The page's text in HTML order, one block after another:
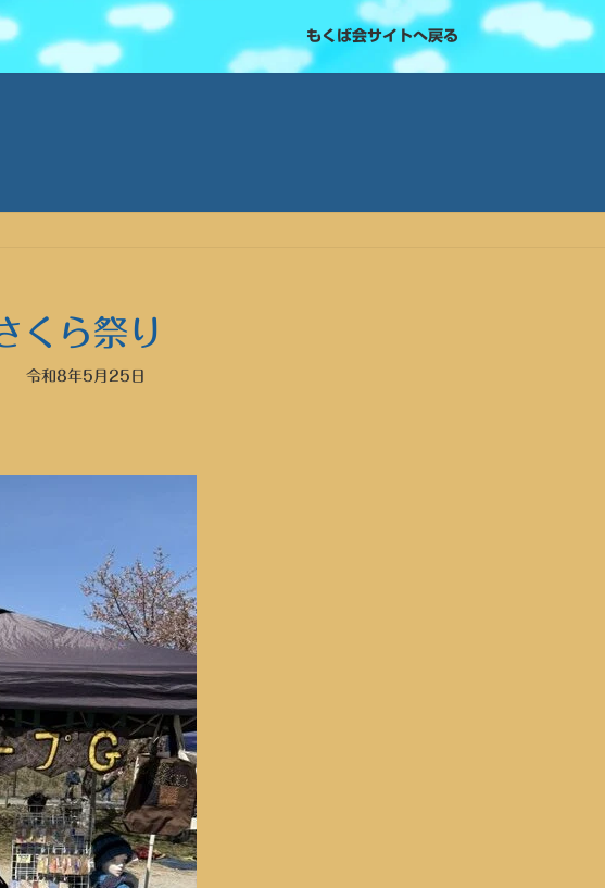
もくば会サイトへ戻る
くら祭り
令和8年5月25日